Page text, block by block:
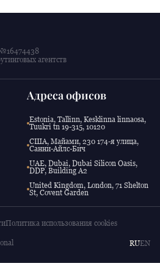
агентств
Адреса офисов
Estonia, Tallinn, Kesklinna linnaosa,
Tuukri tn 19-315, 10120
США, Майами, 230 174-я улица,
Санни-Айлс-Бич
UAE, Dubai, Dubai Silicon Oasis,
DDP, Building A2
United Kingdom, London, 71 Shelton
St, Covent Garden
Политика использования cookies
RUEN